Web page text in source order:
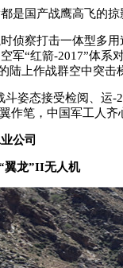
都是国产战鹰高飞的
侦察打击一体型多
军“红箭-2017”体系
陆上作战群空中突
斗姿态接受检阅、
作笔，中国军工人
公司
翼龙”II无人机